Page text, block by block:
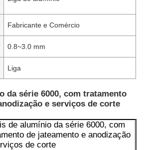
Fabricante e Comércio
0.8~3.0 mm
Liga
da série 6000, com tratamento
e serviços de corte
de alumínio da série 6000, com
de jateamento e anodização
de corte